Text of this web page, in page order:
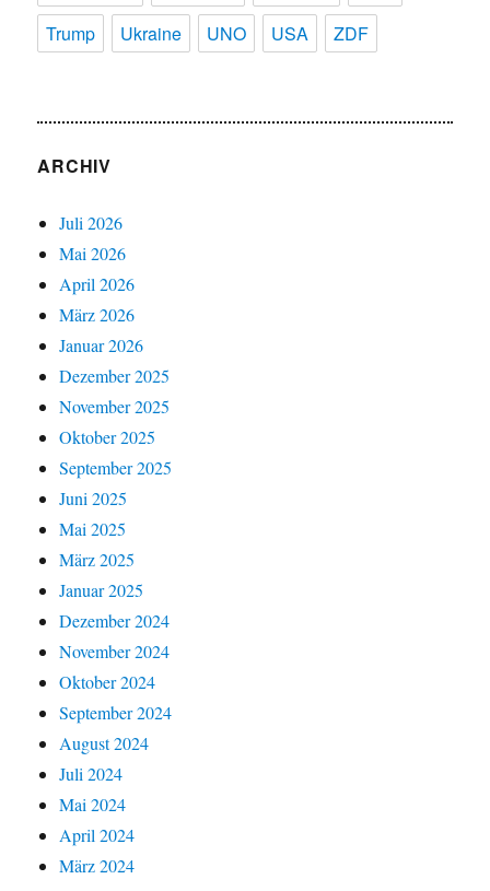
Trump
Ukraine UNO USA ZDF
ARCHIV
Juli 2026
Mai 2026
April 2026
März 2026
Januar 2026
Dezember 2025
November 2025
Oktober 2025
September 2025
Juni 2025
Mai 2025
März 2025
Januar 2025
Dezember 2024
November 2024
Oktober 2024
September 2024
August 2024
Juli 2024
Mai 2024
April 2024
März 2024